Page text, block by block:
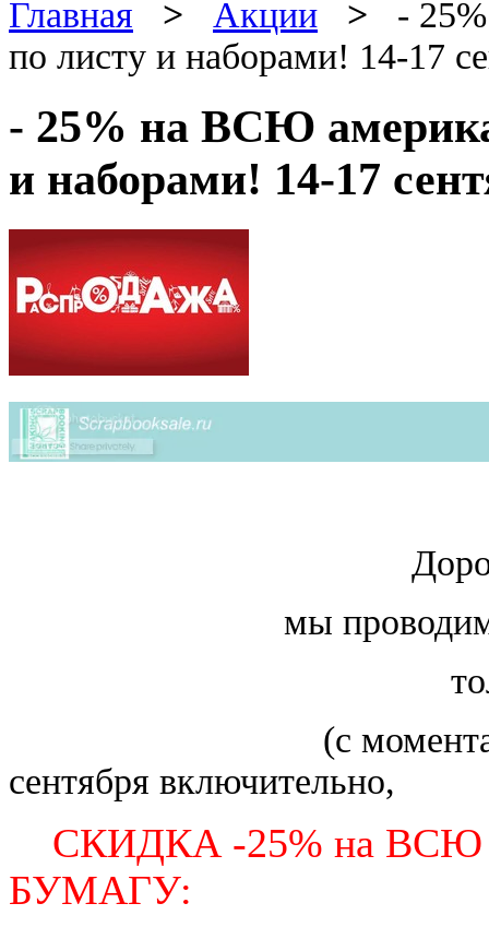
Главная > Акции > -
по листу и наборами! 14-17
- 25% на ВСЮ
и наборами! 14-17
Дорогие
мы
только в
(с момента
сентября включительно,
СКИДКА -25% на
БУМАГУ: